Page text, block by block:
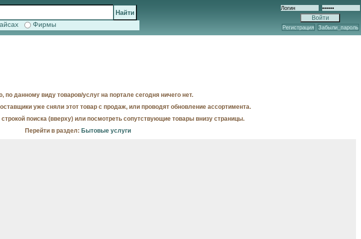
Фирмы Регистрация Забыли_пароль
по данному виду товаров/услуг на портале сегодня ничего нет.
уже сняли этот товар с продаж, или проводят обновление ассортимента.
поиска (вверху) или посмотреть сопутствующие товары внизу страницы.
Перейти в раздел: Бытовые услуги